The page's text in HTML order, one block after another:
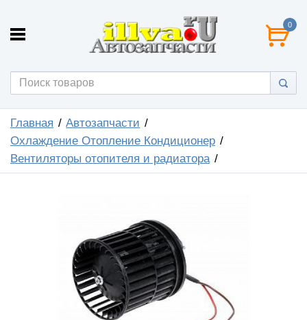
0
Главная
Автозапчасти
Охлаждение Отопление Кондиционер
Вентиляторы отопителя и радиатора